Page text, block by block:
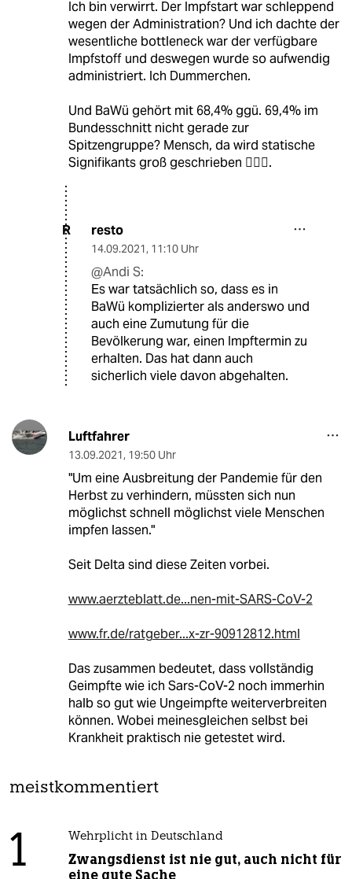
Ich bin verwirrt. Der Impfstart war schleppend
wegen der Administration? Und ich dachte der
wesentliche bottleneck war der verfügbare
Impfstoff und deswegen wurde so aufwendig
administriert. Ich Dummerchen.
Und BaWü gehört mit 68,4% ggü. 69,4% im
Bundesschnitt nicht gerade zur
Spitzengruppe? Mensch, da wird statische
Signifikants groß geschrieben 🤦🏼‍♂️.
R resto
14.09.2021, 11:10 Uhr
@Andi S:
Es war tatsächlich so, dass es in
BaWü komplizierter als anderswo und
auch eine Zumutung für die
Bevölkerung war, einen Impftermin zu
erhalten. Das hat dann auch
sicherlich viele davon abgehalten.
Luftfahrer
13.09.2021, 19:50 Uhr
"Um eine Ausbreitung der Pandemie für den
Herbst zu verhindern, müssten sich nun
möglichst schnell möglichst viele Menschen
impfen lassen."
Seit Delta sind diese Zeiten vorbei.
www.aerzteblatt.de...nen-mit-SARS-CoV-2
www.fr.de/ratgeber...x-zr-90912812.html
Das zusammen bedeutet, dass vollständig
Geimpfte wie ich Sars-CoV-2 noch immerhin
halb so gut wie Ungeimpfte weiterverbreiten
können. Wobei meinesgleichen selbst bei
Krankheit praktisch nie getestet wird.
meistkommentiert
1 Wehrplicht in Deutschland
Zwangsdienst ist nie gut, auch nicht für
eine gute Sache